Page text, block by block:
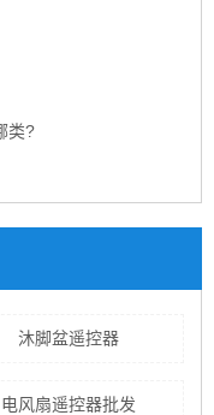
类?
沐脚盆遥控器
电风扇遥控器批发